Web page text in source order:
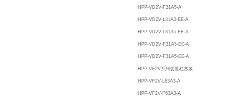
HPP-VD2V-F31A5-A
HPP-VD2V-L31A3-EE-A
HPP-VD2V-L31A5-EE-A
HPP-VD2V-F31A3-EE-A
HPP-VD2V-F31A5-EE-A
HPP-VF2V系列变量柱塞泵
HPP-VF2V-L63A3-A
HPP-VF2V-F63A3-A